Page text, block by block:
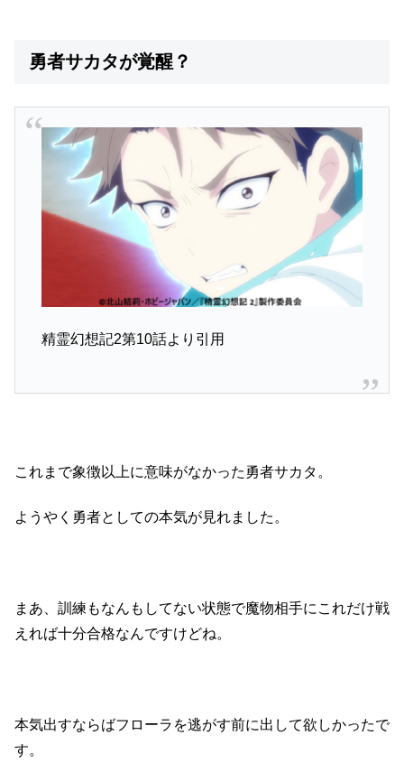
勇者サカタが覚醒？
精霊幻想記2第10話より引用
これまで象徴以上に意味がなかった勇者サカタ。
ようやく勇者としての本気が見れました。
まあ、訓練もなんもしてない状態で魔物相手にこれだけ戦
えれば十分合格なんですけどね。
本気出すならばフローラを逃がす前に出して欲しかったで
す。